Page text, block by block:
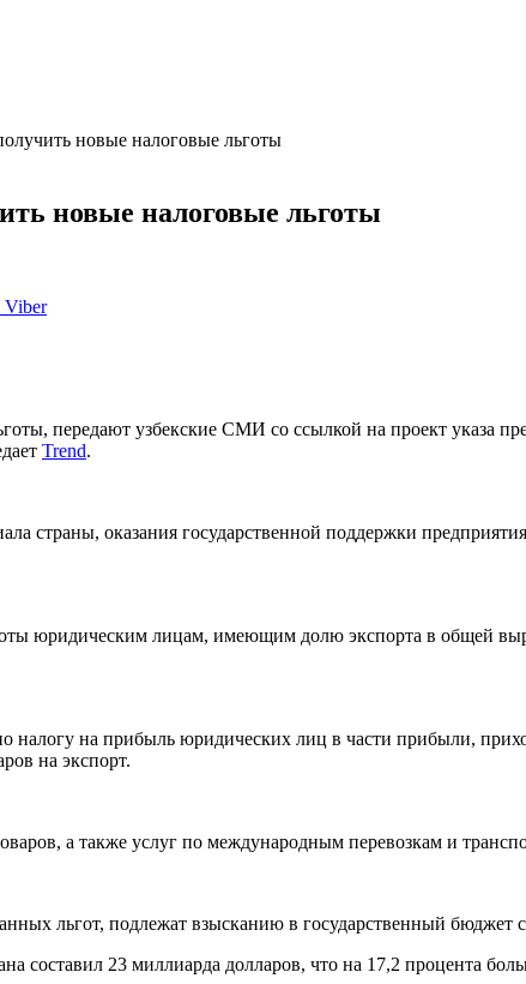
новые налоговые льготы
новые налоговые льготы
Viber
передают узбекские СМИ со ссылкой на проект указа
Trend.
страны, оказания государственной поддержки
юридическим лицам, имеющим долю экспорта в общей
налогу на прибыль юридических лиц в части прибыли,
на экспорт.
а также услуг по международным перевозкам и
льгот, подлежат взысканию в государственный бюджет
составил 23 миллиарда долларов, что на 17,2 процента